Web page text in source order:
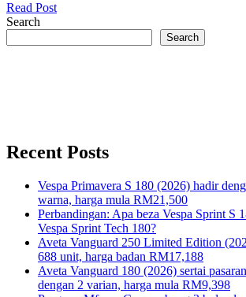
Read Post
Search
Search
Recent Posts
Vespa Primavera S 180 (2026) hadir
warna, harga mula RM21,500
Perbandingan: Apa beza Vespa Sprint S
Vespa Sprint Tech 180?
Aveta Vanguard 250 Limited Edition
688 unit, harga badan RM17,188
Aveta Vanguard 180 (2026) sertai
dengan 2 varian, harga mula RM9,398